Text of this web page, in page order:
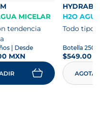
MICELAR
tendencia
| Desde
MXN
H2O
Todo tipo
Botella 250
$549.00